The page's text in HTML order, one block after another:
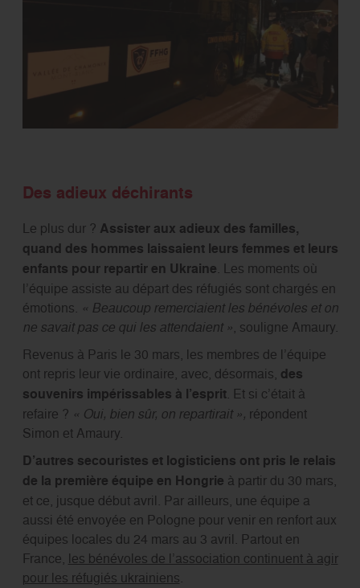
Des adieux déchirants
Le plus dur ? Assister aux adieux des familles,
quand des hommes laissaient leurs femmes et leurs
enfants pour repartir en Ukraine. Les moments où
l’équipe assiste au départ des réfugiés sont chargés en
émotions. « Beaucoup remerciaient les bénévoles et on
ne savait pas ce qui les attendaient », souligne Amaury.
Revenus à Paris le 30 mars, les membres de l’équipe
ont repris leur vie ordinaire, avec, désormais, des
souvenirs impérissables à l’esprit. Et si c’était à
refaire ? « Oui, bien sûr, on repartirait », répondent
Simon et Amaury.
D’autres secouristes et logisticiens ont pris le relais
de la première équipe en Hongrie à partir du 30 mars,
et ce, jusque début avril. Par ailleurs, une équipe a
aussi été envoyée en Pologne pour venir en renfort aux
équipes locales du 24 mars au 3 avril. Partout en
France, les bénévoles de l’association continuent à agir
pour les réfugiés ukrainiens.